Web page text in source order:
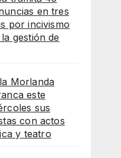
en tres
por incivismo
gestión de
Morlanda
este
sus
con actos
y teatro